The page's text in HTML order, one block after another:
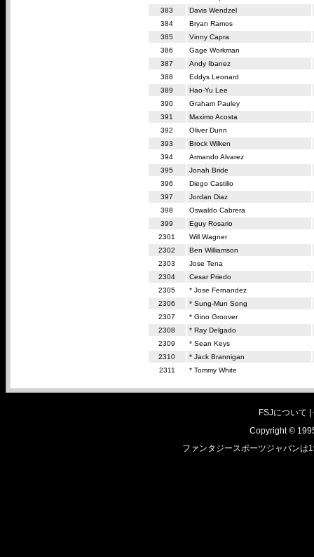
383
Davis Wendzel
384
Bryan Ramos
385
Vinny Capra
386
Gage Workman
387
Andy Ibanez
388
Eddys Leonard
389
Hao-Yu Lee
390
Graham Pauley
391
Maximo Acosta
392
Oliver Dunn
393
Brock Wilken
394
Armando Alvarez
395
Jonah Bride
396
Diego Castillo
397
Jordan Diaz
398
Oswaldo Cabrera
399
Eguy Rosario
2301
Will Wagner
2302
Ben Williamson
2303
Jose Tena
2304
Cesar Priedo
2305
* Jose Fernandez
2306
* Sung-Mun Song
2307
* Gino Groover
2308
* Ray Delgado
2309
* Sean Keys
2310
* Jack Brannigan
2311
* Tommy White
FSJについて |
Copyright ©
ファンタジースポーツジャパンは